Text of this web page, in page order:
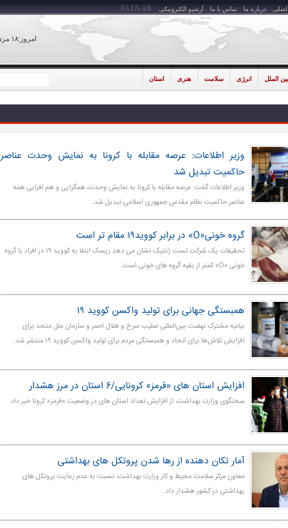
درباره ما تماس با ما آرشیو الکترونیکی
امروز:۱۸ مرداد ۰۵
FA EN AR
بین الملل انرژی سلامت هنری استان
وزیر اطلاعات: عرصه مقابله با کرونا به نمایش وحدت عناصر
حاکمیت تبدیل شد
وزیر اطلاعات گفت: عرصه مقابله با کرونا به نمایش وحدت، همگرایی و هم افزایی همه
عناصر حاکمیت نظام مقدس جمهوری اسلامی تبدیل شد.
گروه خونی«O» در برابر کووید۱۹ مقام تر است
تحقیقات یک شرکت تست ژنتیک نشان می دهد ریسک ابتلا به کووید ۱۹ در افراد با گروه
خونی «O» کمتر از بقیه گروه های خونی است.
همبستگی جهانی برای تولید واکسن کووید ۱۹
بیانیه مشترک نهضت بین‌المللی صلیب سرخ و هلال احمر و سازمان ملل متحد برای
افزایش تلاش‌ها برای اتحاد و همبستگی مردم برای تولید واکسن کووید ۱۹ منتشر شد.
افزایش استان های «قرمز» کرونایی/۶ استان در مرز هشدار
سخنگوی وزارت بهداشت، از افزایش تعداد استان های در وضعیت «قرمز» کرونا خبر داد.
آمار تکان دهنده از رها شدن پروتکل های بهداشتی
معاون مرکز سلامت محیط و کار وزارت بهداشت، نسبت به عدم رعایت پروتکل های
بهداشتی در کشور هشدار داد.